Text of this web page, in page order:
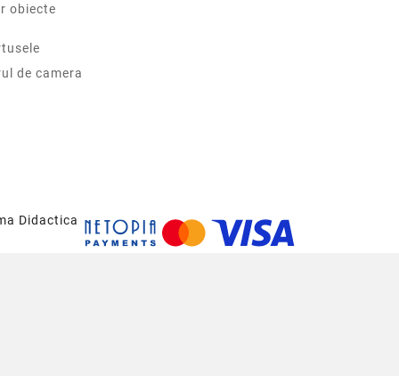
obiecte
de camera